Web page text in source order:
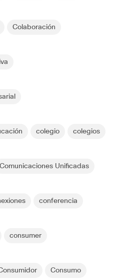
Colaboración
colegio colegios
Comunicaciones Unificadas
conferencia
consumer
Consumo